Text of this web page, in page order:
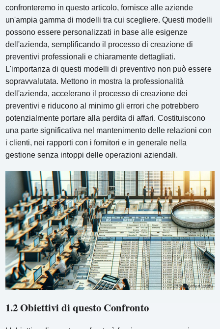
confronteremo in questo articolo, fornisce alle aziende
un'ampia gamma di modelli tra cui scegliere. Questi modelli
possono essere personalizzati in base alle esigenze
dell'azienda, semplificando il processo di creazione di
preventivi professionali e chiaramente dettagliati.
L'importanza di questi modelli di preventivo non può essere
sopravvalutata. Mettono in mostra la professionalità
dell'azienda, accelerano il processo di creazione dei
preventivi e riducono al minimo gli errori che potrebbero
potenzialmente portare alla perdita di affari. Costituiscono
una parte significativa nel mantenimento delle relazioni con
i clienti, nei rapporti con i fornitori e in generale nella
gestione senza intoppi delle operazioni aziendali.
1.2 Obiettivi di questo Confronto